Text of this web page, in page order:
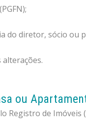
do diretor, sócio ou
ou
Registro de Imóveis